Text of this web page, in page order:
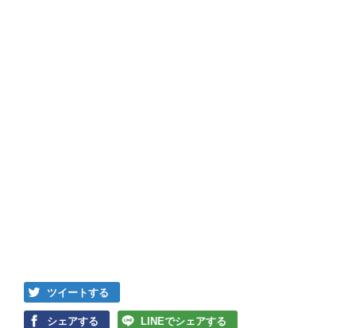
ツイートする
シェアする LINEでシェアする